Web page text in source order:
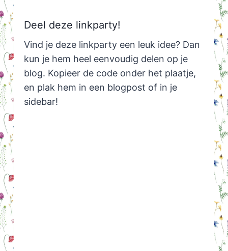
Deel deze linkparty!
Vind je deze linkparty een leuk idee? Dan
kun je hem heel eenvoudig delen op je
blog. Kopieer de code onder het plaatje,
en plak hem in een blogpost of in je
sidebar!